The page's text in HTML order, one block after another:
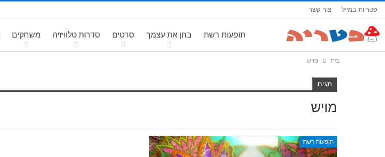
פטריות במייל צור קשר
תופעות רשת בחן את עצמך סרטים סדרות טלוויזיה משחקים
בית מויש
תגית
מויש
תופעות רשת